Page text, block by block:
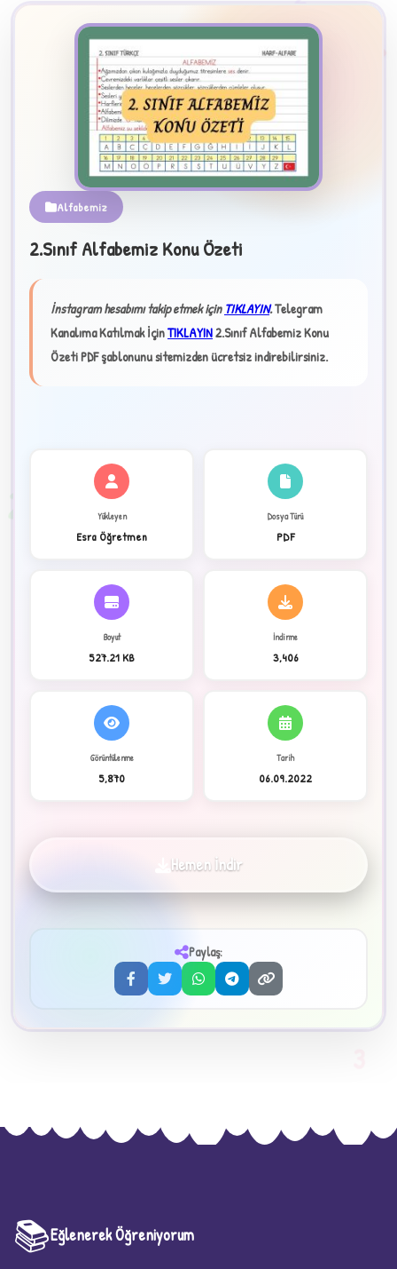
✧
Alfabemiz
2.Sınıf Alfabemiz Konu Özeti
İnstagram hesabımı takip etmek içinTIKLAYIN.Telegram
Kanalıma Katılmak İçinTIKLAYIN2.Sınıf Alfabemiz Konu
Özeti PDF şablonunu sitemizden ücretsiz indirebilirsiniz.
Yükleyen
Esra Öğretmen
Dosya Türü
PDF
Boyut
527.21 KB
İndirme
3,406
Görüntülenme
5,870
Tarih
06.09.2022
Hemen İndir
Paylaş:
📚Eğlenerek Öğreniyorum